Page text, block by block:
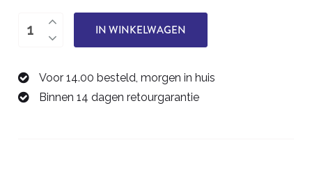
tweesnijder,
mm
0068830
IN WINKELWAGEN
Voor 14.00 besteld, morgen in huis
Binnen 14 dagen retourgarantie